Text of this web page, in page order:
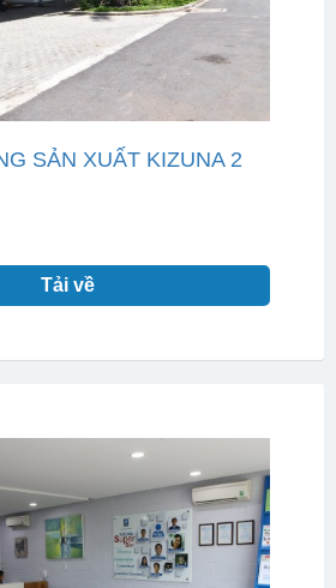
SẢN XUẤT KIZUNA 2
Tải về